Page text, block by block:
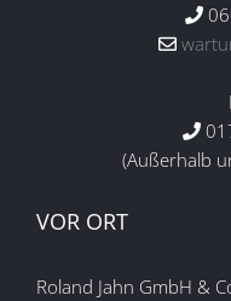
(Außerhalb
VOR ORT
Roland Jahn GmbH &